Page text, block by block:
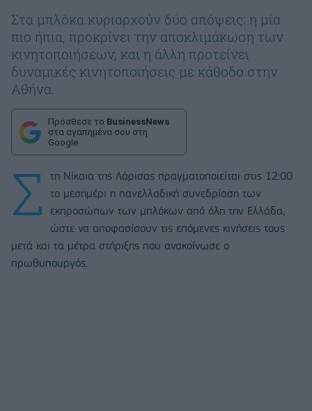
Στα μπλόκα κυριαρχούν δύο απόψεις: η μία
πιο ήπια, προκρίνει την αποκλιμάκωση των
κινητοποιήσεων, και η άλλη προτείνει
δυναμικές κινητοποιήσεις με κάθοδο στην
Αθήνα.
Πρόσθεσε το BusinessNews
στα αγαπημένα σου στη
Google
Σ
τη Νίκαια της Λάρισας πραγματοποιείται στις 12:00
το μεσημέρι η πανελλαδική συνεδρίαση των
εκπροσώπων των μπλόκων από όλη την Ελλάδα,
ώστε να αποφασίσουν τις επόμενες κινήσεις τους
μετά και τα μέτρα στήριξης που ανακοίνωσε ο
πρωθυπουργός.